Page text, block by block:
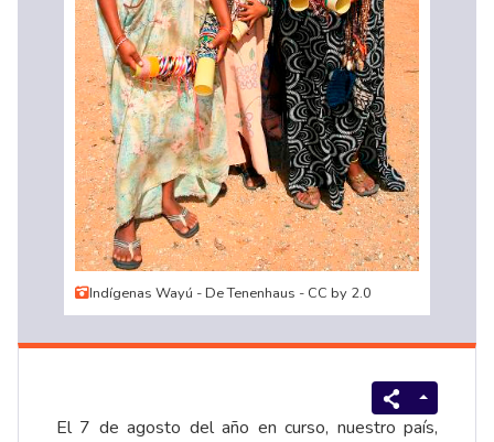
Indígenas Wayú - De Tenenhaus - CC by 2.0
El 7 de agosto del año en curso, nuestro país,